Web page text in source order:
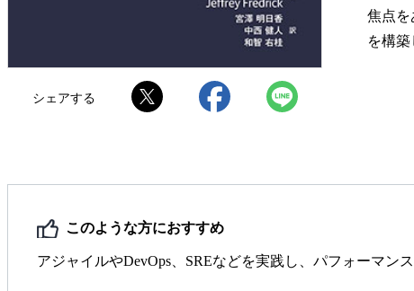
シェアする
焦点を
を構
このような方におすすめ
アジャイルやDevOps、SREなどを実践し、パフォーマ